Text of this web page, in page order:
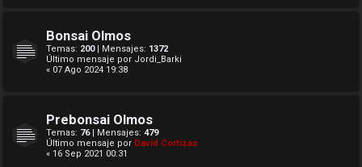
Bonsai Olmos
Temas: 200| Mensajes: 1372
Último mensaje por Jordi_Barki
« 07 Ago 2024 19:38
Prebonsai Olmos
Temas: 76| Mensajes: 479
Último mensaje por David Cortizas
« 16 Sep 2021 00:31